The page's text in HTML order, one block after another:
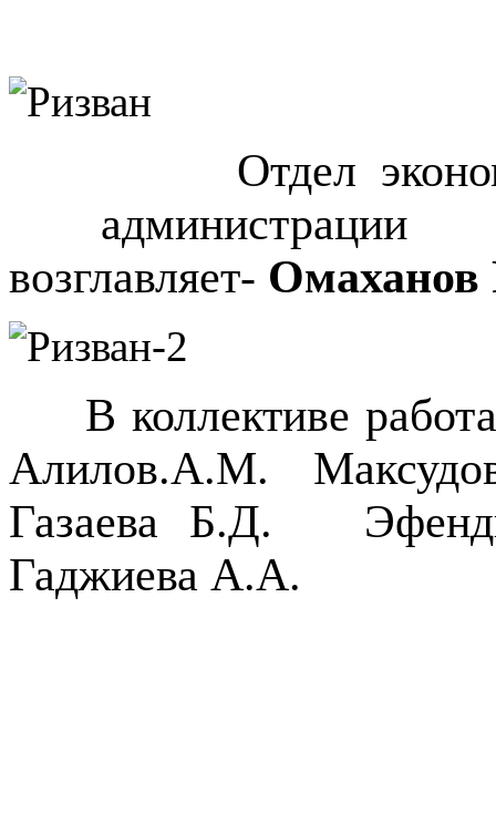
Отдел экономики
возглавляет- Омаханов
В коллективе
Алилов.А.М.
Газаева Б.Д.
Гаджиева А.А.